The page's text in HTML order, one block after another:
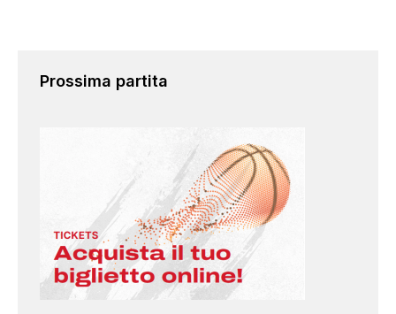
Prossima partita